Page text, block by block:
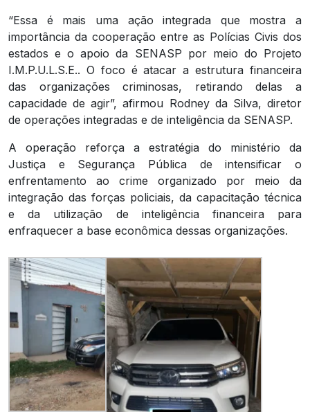
“Essa é mais uma ação integrada que mostra a
importância da cooperação entre as Polícias Civis dos
estados e o apoio da SENASP por meio do Projeto
I.M.P.U.L.S.E.. O foco é atacar a estrutura financeira
das organizações criminosas, retirando delas a
capacidade de agir”, afirmou Rodney da Silva, diretor
de operações integradas e de inteligência da SENASP.
A operação reforça a estratégia do ministério da
Justiça e Segurança Pública de intensificar o
enfrentamento ao crime organizado por meio da
integração das forças policiais, da capacitação técnica
e da utilização de inteligência financeira para
enfraquecer a base econômica dessas organizações.